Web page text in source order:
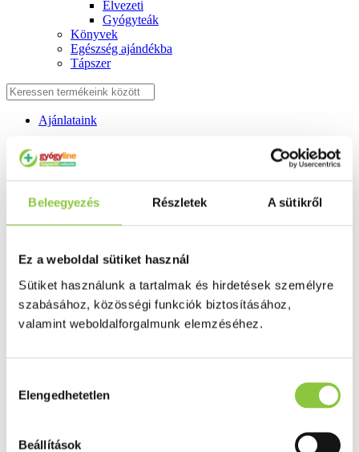
Beleegyezés Részletek A sütikről
Ez a weboldal sütiket használ
Sütiket használunk a tartalmak és hirdetések személyre
szabásához, közösségi funkciók biztosításához,
valamint weboldalforgalmunk elemzéséhez.
kiválasztása
Elengedhetetlen
Beállítások
É́lvezeti
Gyógyteák
Könyvek
Egészség ajándékba
Tápszer
Ajánlataink
Terhes vitaminok
Trimeszter 1 jódmentes